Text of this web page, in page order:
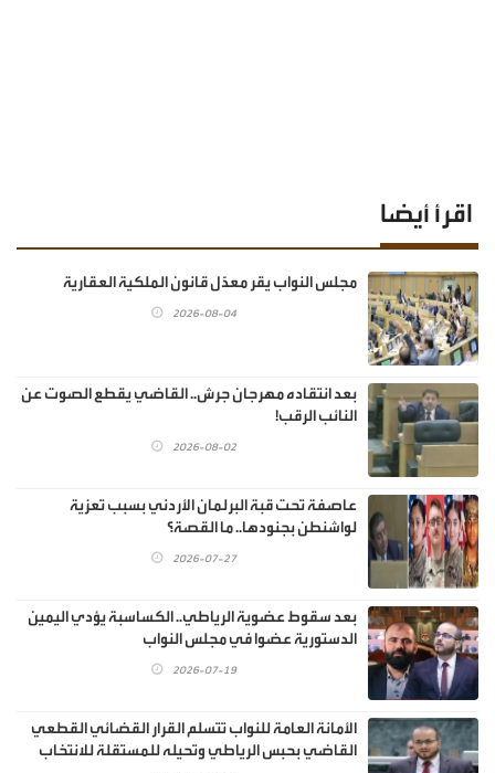
اقرأ أيضا
مجلس النواب يقر معدّل قانون الملكية العقارية
2026-08-04
بعد انتقاده مهرجان جرش.. القاضي يقطع الصوت عن
النائب الرقب!
2026-08-02
عاصفة تحت قبة البرلمان الأردني بسبب تعزية
لواشنطن بجنودها.. ما القصة؟
2026-07-27
بعد سقوط عضوية الرياطي.. الكساسبة يؤدي اليمين
الدستورية عضوا في مجلس النواب
2026-07-19
الأمانة العامة للنواب تتسلم القرار القضائي القطعي
القاضي بحبس الرياطي وتحيله للمستقلة للانتخاب